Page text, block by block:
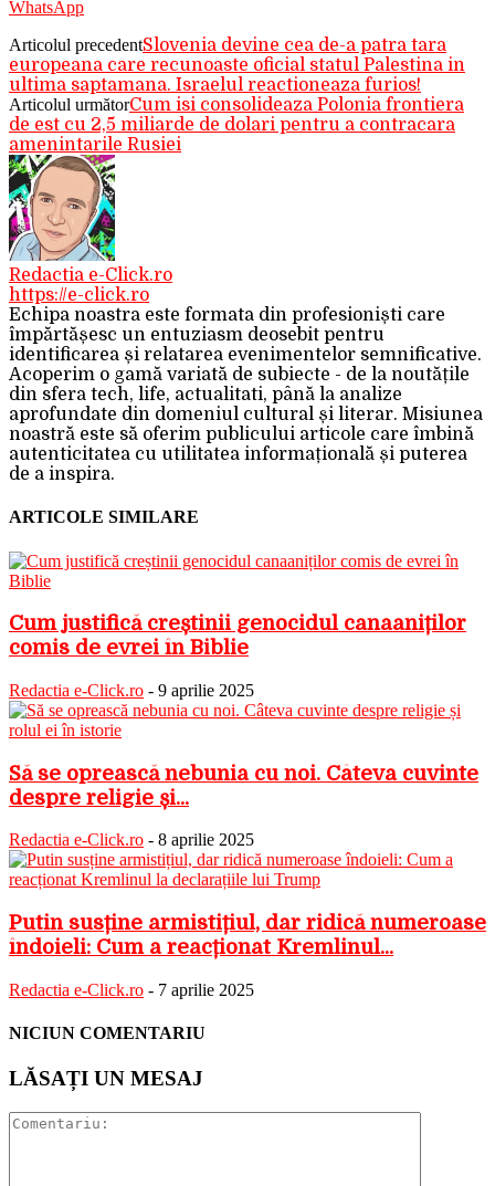
WhatsApp
Articolul precedentSlovenia devine cea de-a patra tara
europeana care recunoaste oficial statul Palestina in
ultima saptamana. Israelul reactioneaza furios!
Articolul următorCum isi consolideaza Polonia frontiera
de est cu 2,5 miliarde de dolari pentru a contracara
amenintarile Rusiei
Redactia e-Click.ro
https://e-click.ro
Echipa noastra este formata din profesioniști care
împărtășesc un entuziasm deosebit pentru
identificarea și relatarea evenimentelor semnificative.
Acoperim o gamă variată de subiecte - de la noutățile
din sfera tech, life, actualitati, până la analize
aprofundate din domeniul cultural și literar. Misiunea
noastră este să oferim publicului articole care îmbină
autenticitatea cu utilitatea informațională și puterea
de a inspira.
ARTICOLE SIMILARE
Cum justifică creștinii genocidul canaaniților
comis de evrei în Biblie
Redactia e-Click.ro - 9 aprilie 2025
Să se oprească nebunia cu noi. Câteva cuvinte
despre religie și...
Redactia e-Click.ro - 8 aprilie 2025
Putin susține armistițiul, dar ridică numeroase
îndoieli: Cum a reacționat Kremlinul...
Redactia e-Click.ro - 7 aprilie 2025
NICIUN COMENTARIU
LĂSAȚI UN MESAJ